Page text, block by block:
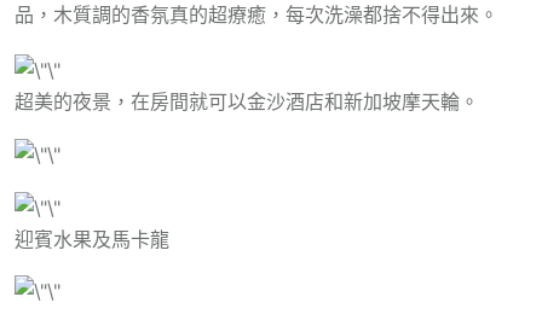
品，木質調的香氛真的超療癒，每次洗澡都捨不得出來。
超美的夜景，在房間就可以金沙酒店和新加坡摩天輪。
迎賓水果及馬卡龍